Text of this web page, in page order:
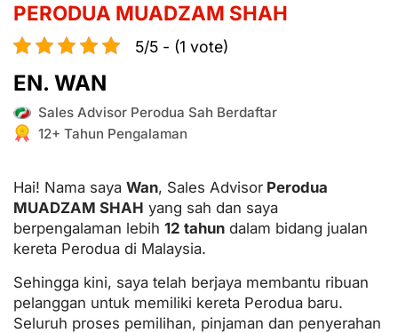
PERODUA MUADZAM SHAH
5/5 - (1 vote)
EN. WAN
Sales Advisor Perodua Sah Berdaftar
12+ Tahun Pengalaman
Hai! Nama saya Wan, Sales Advisor Perodua
MUADZAM SHAH yang sah dan saya
berpengalaman lebih 12 tahun dalam bidang jualan
kereta Perodua di Malaysia.
Sehingga kini, saya telah berjaya membantu ribuan
pelanggan untuk memiliki kereta Perodua baru.
Seluruh proses pemilihan, pinjaman dan penyerahan